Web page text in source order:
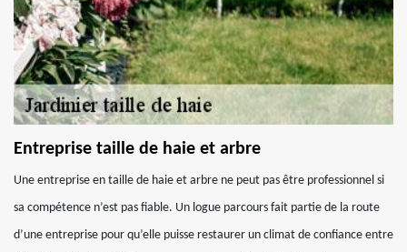
Entreprise taille de haie et arbre
Une entreprise en taille de haie et arbre ne peut pas être professionnel si
sa compétence n’est pas fiable. Un logue parcours fait partie de la route
d’une entreprise pour qu’elle puisse restaurer un climat de confiance entre